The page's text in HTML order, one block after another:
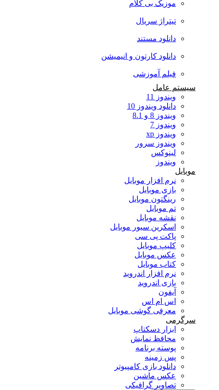
موزیک بی کلام
تیتراژ سریال
دانلود مستند
دانلود کارتون و انیمیشن
فیلم آموزشی
سیستم عامل
ویندوز 11
دانلود ویندوز 10
ویندوز 8 و 8.1
ویندوز 7
ویندوز xp
ویندوز سرور
لینوکس
ویندوز
موبایل
نرم افزار موبایل
بازی موبایل
رینگتون موبایل
تم موبایل
نقشه موبایل
اسکرین سیور موبایل
پاکت پی سی
کلیپ موبایل
عکس موبایل
کتاب موبایل
نرم افزار اندروید
بازی اندروید
آیفون
اس ام اس
معرفی گوشی موبایل
سرگرمی
ابزار دسکتاپ
محافظ نمایش
پوسته برنامه
پس زمینه
دانلود بازی کامپیوتر
عکس ماشین
تصاویر گرافیکی